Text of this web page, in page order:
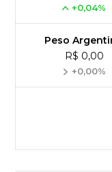
+0,04%
Peso
R$ 0,00
+0,00%